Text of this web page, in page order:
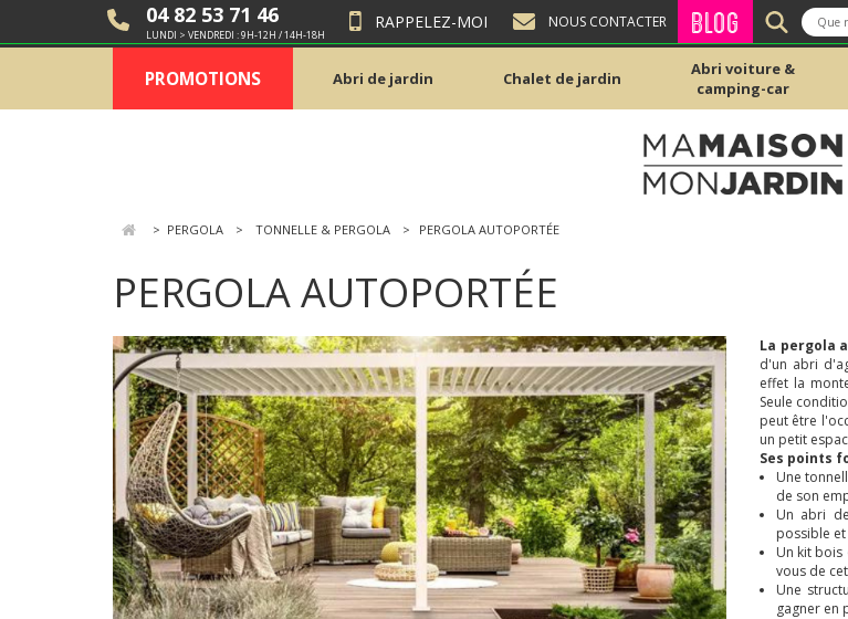
04 82 53 71 46
LUNDI > VENDREDI : 9H-12H / 14H-18H
RAPPELEZ-MOI NOUS CONTACTER BLOG
PROMOTIONS Abri de jardin Chalet de jardin
Abri voiture &
camping-car
> PERGOLA TONNELLE & PERGOLA PERGOLA AUTOPORTÉE
PERGOLA AUTOPORTÉE
La pergola
d'un abri
effet la
Seule
peut être
un petit
Ses points
Une
de son
Un abri
possible
Un kit
vous de
Une
gagner en